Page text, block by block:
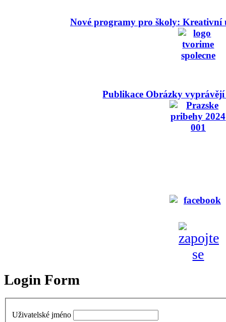
Nové programy pro školy: Kreativní
Publikace Obrázky
Login Form
Uživatelské jméno